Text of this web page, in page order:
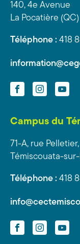
140, 4e Avenue
La Pocatière
Téléphone : 418
FacebookInstagramYouTube
Campus du
71-A, rue Pelletier,
Témiscouata-
Téléphone : 418
FacebookInstagramYouTube